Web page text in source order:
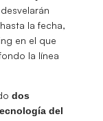
la fecha,
en el que
la línea
dos
del